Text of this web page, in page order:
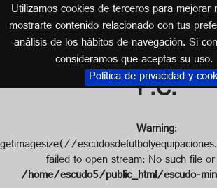
Utilizamos cookies de terceros para mejorar
mostrarte contenido relacionado con tus
análisis de los hábitos de navegación. Si
consideramos que aceptas su uso.
Política de privacidad y
Escudo de
F.C.
ESTADOS UNIDOS
Warning:
getimagesize(//
failed to open stream: No such file
/home/escudo5/public_html/escudo-